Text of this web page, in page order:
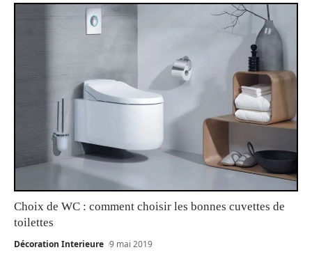
Choix de WC : comment choisir les bonnes cuvettes de
toilettes
Décoration Interieure 9 mai 2019